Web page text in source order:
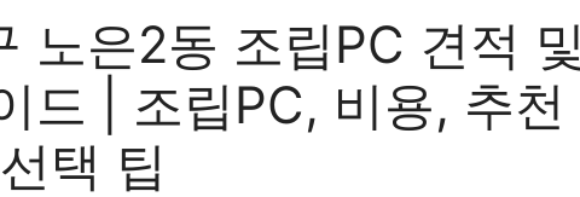
노은2동 조립PC 견적 및
드 | 조립PC, 비용, 추천
택 팁